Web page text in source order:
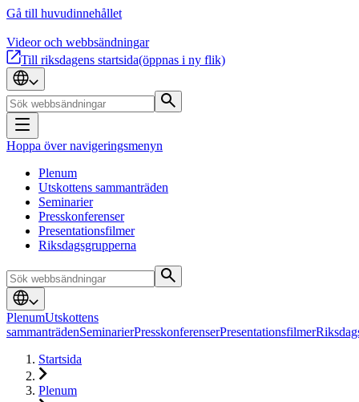
Gå till huvudinnehållet
Videor och webbsändningar
Till riksdagens startsida(öppnas i ny flik)
Hoppa över navigeringsmenyn
Plenum
Utskottens sammanträden
Seminarier
Presskonferenser
Presentationsfilmer
Riksdagsgrupperna
PlenumUtskottens
sammanträdenSeminarierPresskonferenserPresentationsfilmer
Startsida
Plenum